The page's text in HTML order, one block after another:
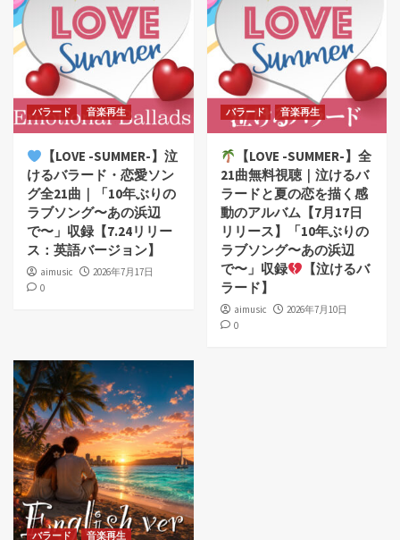
バラード 音楽再生
【LOVE -SUMMER-】泣
けるバラード・恋愛ソン
グ全21曲｜「10年ぶりの
ラブソング〜あの浜辺
で〜」収録【7.24リリー
ス：英語バージョン】
aimusic
2026年7月17日
0
バラード 音楽再生
【LOVE -SUMMER-】全
21曲無料視聴｜泣けるバ
ラードと夏の恋を描く感
動のアルバム【7月17日
リリース】「10年ぶりの
ラブソング〜あの浜辺
で〜」収録
【泣けるバ
ラード】
aimusic
2026年7月10日
0
バラード 音楽再生